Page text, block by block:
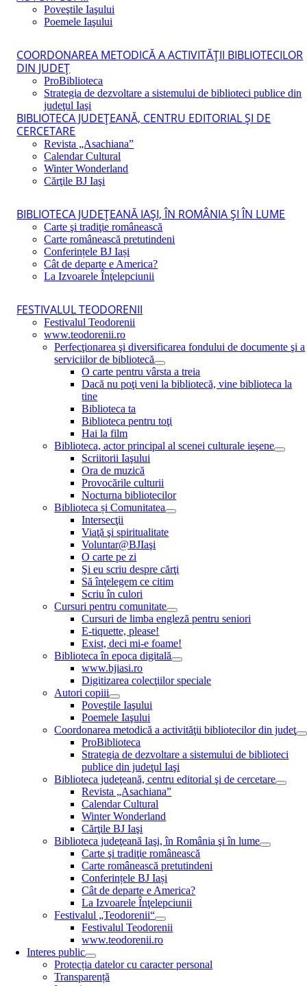
Poveştile Iaşului
Poemele Iaşului
COORDONAREA METODICĂ A ACTIVITĂŢII BIBLIOTECILOR
DIN JUDEŢ
ProBiblioteca
Strategia de dezvoltare a sistemului de biblioteci publice din
judeţul Iaşi
BIBLIOTECA JUDEŢEANĂ, CENTRU EDITORIAL ŞI DE
CERCETARE
Revista „Asachiana”
Calendar Cultural
Winter Wonderland
Cărţile BJ Iaşi
BIBLIOTECA JUDEŢEANĂ IAŞI, ÎN ROMÂNIA ŞI ÎN LUME
Carte şi tradiţie românească
Carte românească pretutindeni
Conferințele BJ Iași
Cât de departe e America?
La Izvoarele Înţelepciunii
FESTIVALUL TEODORENII
Festivalul Teodorenii
www.teodorenii.ro
Perfecţionarea şi diversificarea fondului de documente şi a
serviciilor de bibliotecă
O carte pentru vârsta a treia
Dacă nu poţi veni la bibliotecă, vine biblioteca la
tine
Biblioteca ta
Biblioteca pentru toţi
Hai la film
Biblioteca, actor principal al scenei culturale ieşene
Scriitorii Iaşului
Ora de muzică
Provocările culturii
Nocturna bibliotecilor
Biblioteca și Comunitatea
Intersecţii
Viaţă şi spiritualitate
Voluntar@BJIaşi
O carte pe zi
Şi eu scriu despre cărţi
Să înţelegem ce citim
Scriu în culori
Cursuri pentru comunitate
Cursuri de limba engleză pentru seniori
E-tiquette, please!
Exist, deci mi-e foame!
Biblioteca în epoca digitală
www.bjiasi.ro
Digitizarea colecţiilor speciale
Autori copiii
Poveştile Iaşului
Poemele Iaşului
Coordonarea metodică a activităţii bibliotecilor din judeţ
ProBiblioteca
Strategia de dezvoltare a sistemului de biblioteci
publice din judeţul Iaşi
Biblioteca judeţeană, centru editorial şi de cercetare
Revista „Asachiana”
Calendar Cultural
Winter Wonderland
Cărţile BJ Iaşi
Biblioteca judeţeană Iaşi, în România şi în lume
Carte şi tradiţie românească
Carte românească pretutindeni
Conferințele BJ Iași
Cât de departe e America?
La Izvoarele Înţelepciunii
Festivalul „Teodorenii“
Festivalul Teodorenii
www.teodorenii.ro
Interes public
Protecția datelor cu caracter personal
Transparență